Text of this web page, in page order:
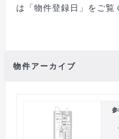
は「物件登録日」をご覧
物件アーカイブ